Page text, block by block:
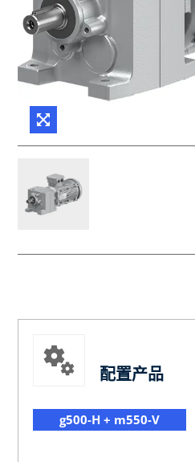
配置产品
g500-H + m550-V